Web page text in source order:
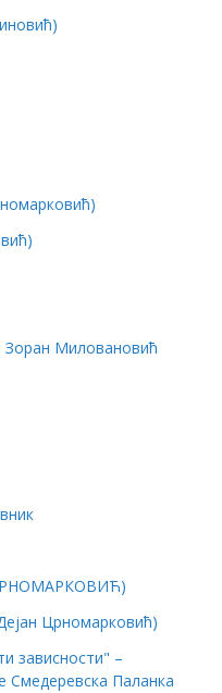
Зоран Миловановић
Црномарковић)
зависности" –
Смедеревска Паланка